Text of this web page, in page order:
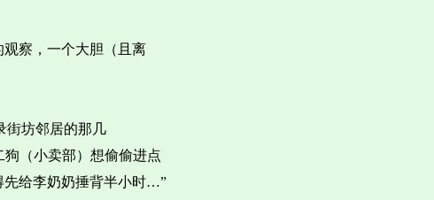
察，一个大胆（且离
街坊邻居的那几
（小卖部）想偷偷进点
先给李奶奶捶背半小时…”